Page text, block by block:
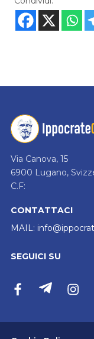
Via Canova, 15
6900 Lugano,
C.F:
CONTATTACI
MAIL:
SEGUICI SU